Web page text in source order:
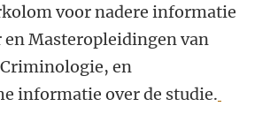
voor nadere informatie
en Masteropleidingen van
en
informatie over de studie.